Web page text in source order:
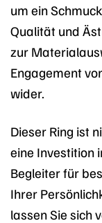
um ein
Qualität und
zur
Engagement
wider.
Dieser Ring ist
eine Investition
Begleiter für
Ihrer
lassen Sie sich